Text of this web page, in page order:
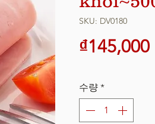
SKU: DV0180
₫145,000
수량 *